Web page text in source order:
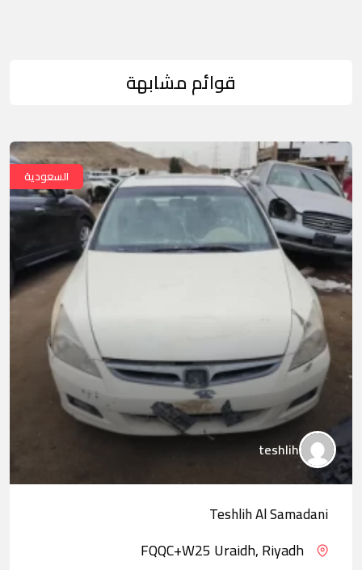
قوائم مشابهة
السعودية
teshlih
Teshlih Al Samadani
FQQC+W25 Uraidh, Riyadh